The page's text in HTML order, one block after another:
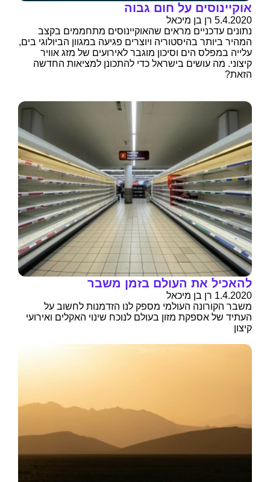
אוקיינוסים על חום גבוה
5.4.2020 רן בן מיכאל
נתונים עדכניים מראים שהאוקיינוסים מתחממים בקצב
המהיר ביותר בהיסטוריה ויוצרים פגיעה במגוון הביולוגי בים,
עלייה במפלס הים וסיכון מוגבר לאירועים של מזג אוויר
קיצוני. מה עושים בישראל כדי להתכונן למציאות החדשה
הזאת?
להאכיל את העולם בזמן משבר
1.4.2020 רן בן מיכאל
משבר הקורונה העולמי מספק לנו הזדמנות לחשוב על
העתיד של אספקת מזון בעולם לנוכח שינוי האקלים ואירועי
קיצון